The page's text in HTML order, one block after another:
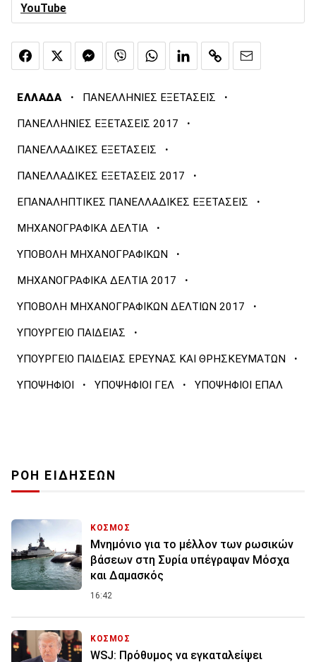
YouTube
ΕΛΛΑΔΑ · ΠΑΝΕΛΛΗΝΙΕΣ ΕΞΕΤΑΣΕΙΣ ·
ΠΑΝΕΛΛΗΝΙΕΣ ΕΞΕΤΑΣΕΙΣ 2017 ·
ΠΑΝΕΛΛΑΔΙΚΕΣ ΕΞΕΤΑΣΕΙΣ ·
ΠΑΝΕΛΛΑΔΙΚΕΣ ΕΞΕΤΑΣΕΙΣ 2017 ·
ΕΠΑΝΑΛΗΠΤΙΚΕΣ ΠΑΝΕΛΛΑΔΙΚΕΣ ΕΞΕΤΑΣΕΙΣ ·
ΜΗΧΑΝΟΓΡΑΦΙΚΑ ΔΕΛΤΙΑ ·
ΥΠΟΒΟΛΗ ΜΗΧΑΝΟΓΡΑΦΙΚΩΝ ·
ΜΗΧΑΝΟΓΡΑΦΙΚΑ ΔΕΛΤΙΑ 2017 ·
ΥΠΟΒΟΛΗ ΜΗΧΑΝΟΓΡΑΦΙΚΩΝ ΔΕΛΤΙΩΝ 2017 ·
ΥΠΟΥΡΓΕΙΟ ΠΑΙΔΕΙΑΣ ·
ΥΠΟΥΡΓΕΙΟ ΠΑΙΔΕΙΑΣ ΕΡΕΥΝΑΣ ΚΑΙ ΘΡΗΣΚΕΥΜΑΤΩΝ ·
ΥΠΟΨΗΦΙΟΙ · ΥΠΟΨΗΦΙΟΙ ΓΕΛ · ΥΠΟΨΗΦΙΟΙ ΕΠΑΛ
ΡΟΗ ΕΙΔΗΣΕΩΝ
ΚΟΣΜΟΣ
Μνημόνιο για το μέλλον των ρωσικών
βάσεων στη Συρία υπέγραψαν Μόσχα
και Δαμασκός
16:42
ΚΟΣΜΟΣ
WSJ: Πρόθυμος να εγκαταλείψει